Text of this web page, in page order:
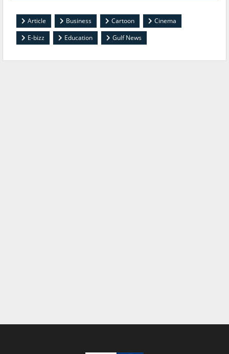
Article Business Cartoon
Cinema
E-bizz
Education Gulf News